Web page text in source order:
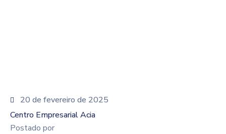
20 de fevereiro de 2025
Centro Empresarial Acia
Postado por